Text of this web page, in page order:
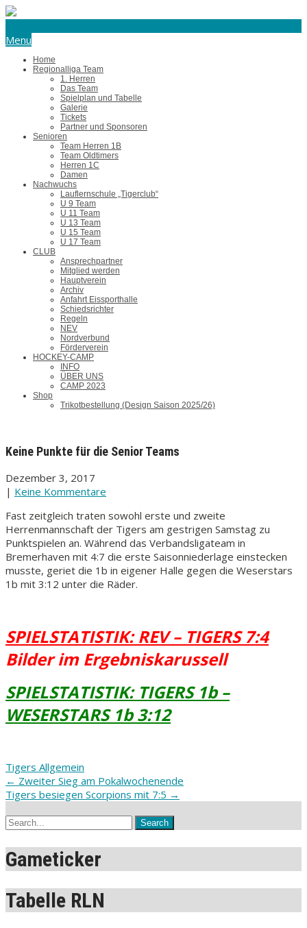
Menu
Home
Regionalliga Team
1. Herren
Das Team
Spielplan und Tabelle
Galerie
Tickets
Partner und Sponsoren
Senioren
Team Herren 1B
Team Oldtimers
Herren 1C
Damen
Nachwuchs
Lauflernschule „Tigerclub“
U 9 Team
U 11 Team
U 13 Team
U 15 Team
U 17 Team
CLUB
Ansprechpartner
Mitglied werden
Hauptverein
Archiv
Anfahrt Eissporthalle
Schiedsrichter
Regeln
NEV
Nordverbund
Förderverein
HOCKEY-CAMP
INFO
ÜBER UNS
CAMP 2023
Shop
Trikotbestellung (Design Saison 2025/26)
Keine Punkte für die Senior Teams
Dezember 3, 2017
| Keine Kommentare
Fast zeitgleich traten sowohl erste und zweite
Herrenmannschaft der Tigers am gestrigen Samstag zu
Punktspielen an. Während das Verbandsligateam in
Bremerhaven mit 4:7 die erste Saisonniederlage einstecken
musste, geriet die 1b in eigener Halle gegen die Weserstars
1b mit 3:12 unter die Räder.
SPIELSTATISTIK: REV – TIGERS 7:4
Bilder im Ergebniskarussell
SPIELSTATISTIK: TIGERS 1b –
WESERSTARS 1b 3:12
Tigers Allgemein
Post
navigation
← Zweiter Sieg am Pokalwochenende
Tigers besiegen Scorpions mit 7:5 →
Gameticker
Tabelle RLN